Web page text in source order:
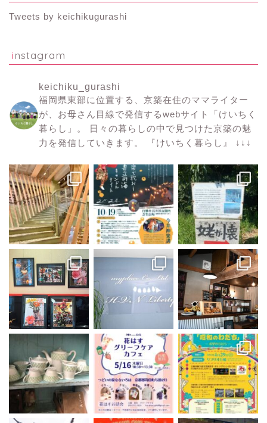
Tweets by keichikugurashi
instagram
keichiku_gurashi
福岡県東部に位置する、京築在住のママライター
が、お母さん目線で発信するwebサイト「けいちく
暮らし」。
日々の暮らしの中で見つけた京築の魅
力を発信していきます。
『けいちく暮らし』 ↓↓↓